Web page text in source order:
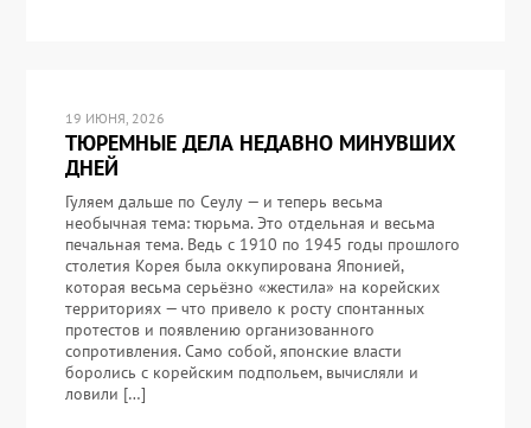
19 ИЮНЯ, 2026
ТЮРЕМНЫЕ ДЕЛА НЕДАВНО МИНУВШИХ
ДНЕЙ
Гуляем дальше по Сеулу — и теперь весьма
необычная тема: тюрьма. Это отдельная и весьма
печальная тема. Ведь с 1910 по 1945 годы прошлого
столетия Корея была оккупирована Японией,
которая весьма серьёзно «жестила» на корейских
территориях — что привело к росту спонтанных
протестов и появлению организованного
сопротивления. Само собой, японские власти
боролись с корейским подпольем, вычисляли и
ловили […]